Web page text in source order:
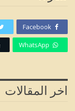
Facebook
WhatsApp
اخر المقالات